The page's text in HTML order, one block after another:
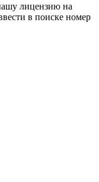
лицензию на
в поиске номер